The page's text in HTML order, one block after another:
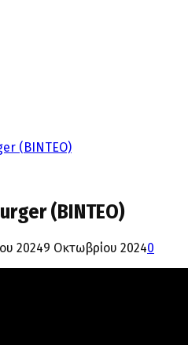
(BINTEO)
(BINTEO)
20249 Οκτωβρίου 20240